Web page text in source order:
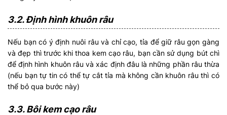
3.2. Định hình khuôn râu
Nếu bạn có ý định nuôi râu và chỉ cạo, tỉa để giữ râu gọn gàng
và đẹp thì trước khi thoa kem cạo râu, bạn cần sử dụng bút chì
để định hình khuôn râu và xác định đâu là những phần râu thừa
(nếu bạn tự tin có thể tự cắt tỉa mà không cần khuôn râu thì có
thể bỏ qua bước này)
3.3. Bôi kem cạo râu